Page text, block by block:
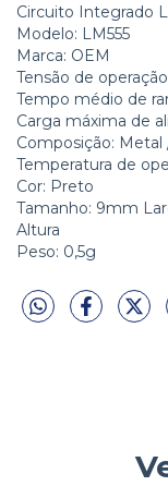
Circuito Integrado
Modelo: LM555
Marca: OEM
Tensão de
Tempo médio de
Carga máxima de
Composição:
Temperatura de
Cor: Preto
Tamanho: 9mm
Altura
Peso: 0,5g